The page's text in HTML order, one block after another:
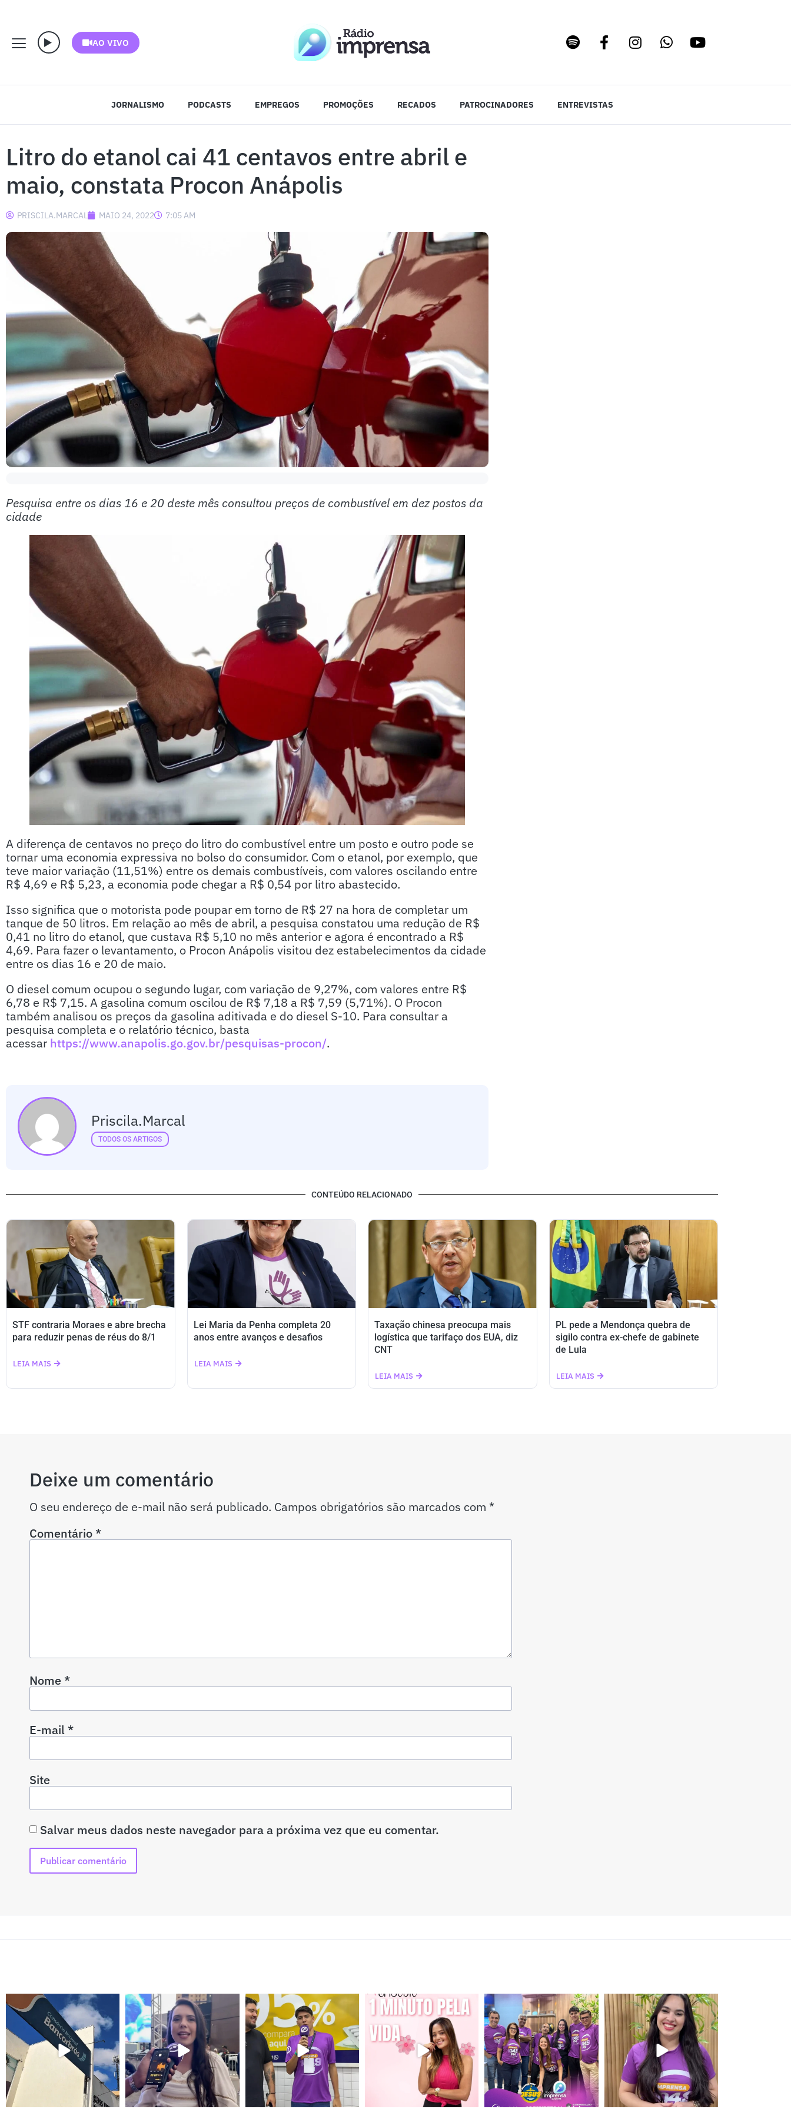
AO VIVO
JORNALISMO PODCASTS EMPREGOS PROMOÇÕES RECADOS PATROCINADORES ENTREVISTAS
Litro do etanol cai 41 centavos entre abril e
maio, constata Procon Anápolis
PRISCILA.MARCAL MAIO 24, 2022 7:05 AM
Pesquisa entre os dias 16 e 20 deste mês consultou preços de combustível em dez postos da
cidade
A diferença de centavos no preço do litro do combustível entre um posto e outro pode se
tornar uma economia expressiva no bolso do consumidor. Com o etanol, por exemplo, que
teve maior variação (11,51%) entre os demais combustíveis, com valores oscilando entre
R$ 4,69 e R$ 5,23, a economia pode chegar a R$ 0,54 por litro abastecido.
Isso significa que o motorista pode poupar em torno de R$ 27 na hora de completar um
tanque de 50 litros. Em relação ao mês de abril, a pesquisa constatou uma redução de R$
0,41 no litro do etanol, que custava R$ 5,10 no mês anterior e agora é encontrado a R$
4,69. Para fazer o levantamento, o Procon Anápolis visitou dez estabelecimentos da cidade
entre os dias 16 e 20 de maio.
O diesel comum ocupou o segundo lugar, com variação de 9,27%, com valores entre R$
6,78 e R$ 7,15. A gasolina comum oscilou de R$ 7,18 a R$ 7,59 (5,71%). O Procon
também analisou os preços da gasolina aditivada e do diesel S-10. Para consultar a
pesquisa completa e o relatório técnico, basta
acessar https://www.anapolis.go.gov.br/pesquisas-procon/.
Priscila.marcal
TODOS OS ARTIGOS
CONTEÚDO RELACIONADO
STF contraria Moraes e abre brecha
para reduzir penas de réus do 8/1
LEIA MAIS
Lei Maria da Penha completa 20
anos entre avanços e desafios
LEIA MAIS
Taxação chinesa preocupa mais
logística que tarifaço dos EUA, diz
CNT
LEIA MAIS
PL pede a Mendonça quebra de
sigilo contra ex-chefe de gabinete
de Lula
LEIA MAIS
Deixe um comentário
O seu endereço de e-mail não será publicado. Campos obrigatórios são marcados com *
Comentário*
Nome*
E-mail*
Site
Salvar meus dados neste navegador para a próxima vez que eu comentar.